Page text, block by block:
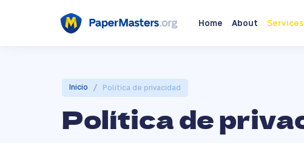
Home About Services
Inicio / Política de privacidad
Política de